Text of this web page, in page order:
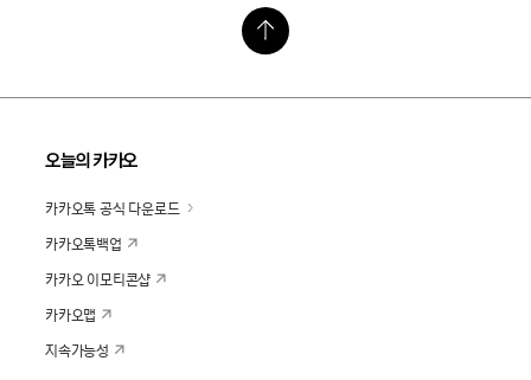
오늘의 카카오
카카오톡 공식 다운로드
카카오톡백업
카카오 이모티콘샵
카카오맵
지속가능성